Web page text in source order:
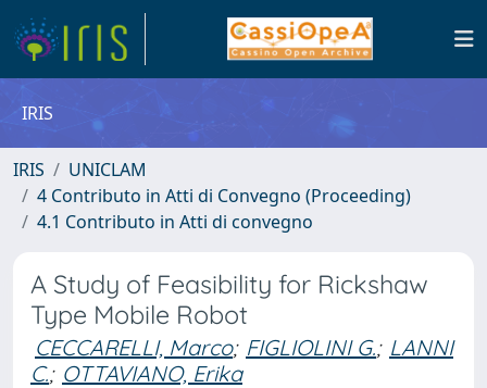
IRIS
IRIS
UNICLAM
4 Contributo in Atti di Convegno (Proceeding)
4.1 Contributo in Atti di convegno
A Study of Feasibility for Rickshaw
Type Mobile Robot
CECCARELLI, Marco; FIGLIOLINI G.; LANNI
C.; OTTAVIANO, Erika